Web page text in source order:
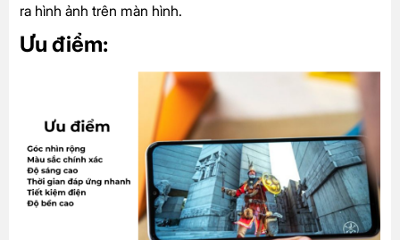
ra hình ảnh trên màn hình.
Ưu điểm: